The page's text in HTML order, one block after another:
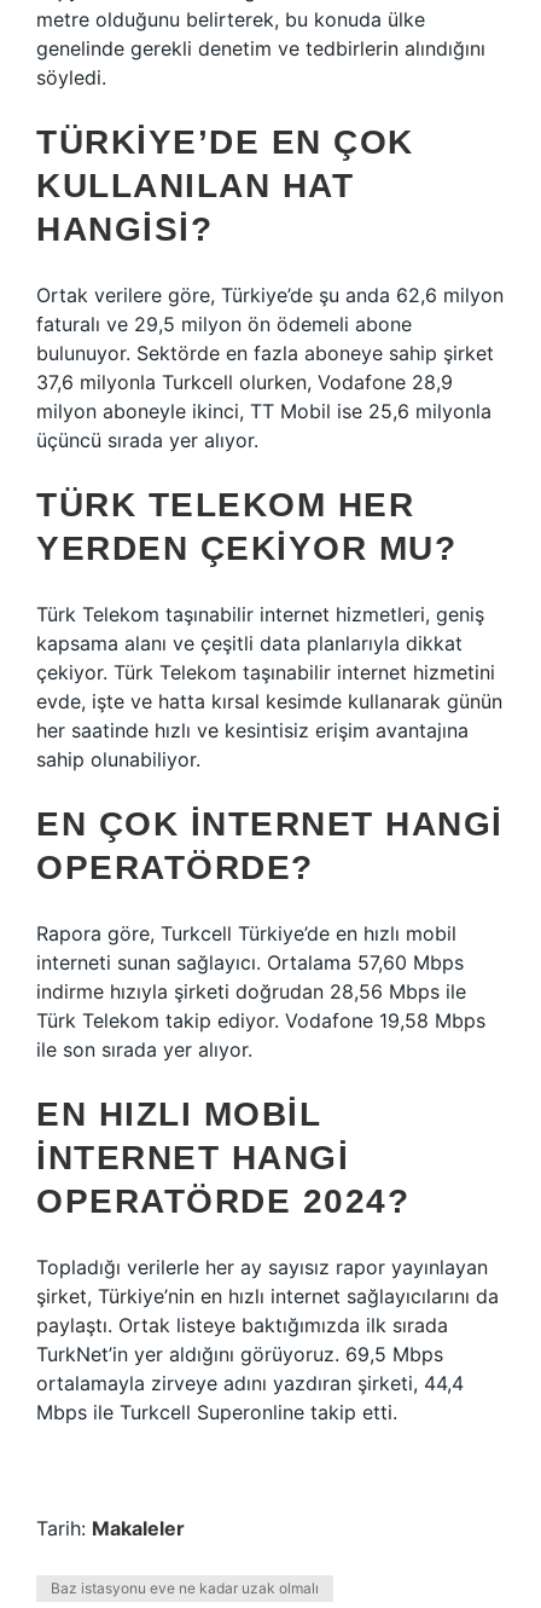
metre olduğunu belirterek, bu konuda ülke
genelinde gerekli denetim ve tedbirlerin alındığını
söyledi.
TÜRKIYE’DE EN ÇOK
KULLANILAN HAT
HANGISI?
Ortak verilere göre, Türkiye’de şu anda 62,6 milyon
faturalı ve 29,5 milyon ön ödemeli abone
bulunuyor. Sektörde en fazla aboneye sahip şirket
37,6 milyonla Turkcell olurken, Vodafone 28,9
milyon aboneyle ikinci, TT Mobil ise 25,6 milyonla
üçüncü sırada yer alıyor.
TÜRK TELEKOM HER
YERDEN ÇEKIYOR MU?
Türk Telekom taşınabilir internet hizmetleri, geniş
kapsama alanı ve çeşitli data planlarıyla dikkat
çekiyor. Türk Telekom taşınabilir internet hizmetini
evde, işte ve hatta kırsal kesimde kullanarak günün
her saatinde hızlı ve kesintisiz erişim avantajına
sahip olunabiliyor.
EN ÇOK INTERNET HANGI
OPERATÖRDE?
Rapora göre, Turkcell Türkiye’de en hızlı mobil
interneti sunan sağlayıcı. Ortalama 57,60 Mbps
indirme hızıyla şirketi doğrudan 28,56 Mbps ile
Türk Telekom takip ediyor. Vodafone 19,58 Mbps
ile son sırada yer alıyor.
EN HIZLI MOBIL
INTERNET HANGI
OPERATÖRDE 2024?
Topladığı verilerle her ay sayısız rapor yayınlayan
şirket, Türkiye’nin en hızlı internet sağlayıcılarını da
paylaştı. Ortak listeye baktığımızda ilk sırada
TurkNet’in yer aldığını görüyoruz. 69,5 Mbps
ortalamayla zirveye adını yazdıran şirketi, 44,4
Mbps ile Turkcell Superonline takip etti.
Tarih: Makaleler
Baz istasyonu eve ne kadar uzak olmalı